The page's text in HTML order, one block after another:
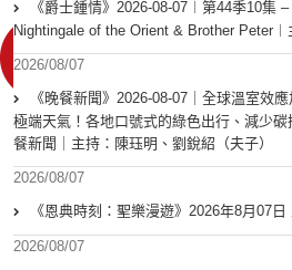
《爵士鍾情》2026-08-07︱第44季10集
Nightingale of the Orient & Brother
2026/08/07
《晚餐新聞》2026-08-07｜全球溫室效
極端天氣！各地口號式的綠色出行、減少
餐新聞｜主持：陳珏明、劉銳紹（夫子）
2026/08/07
《恩典時刻：聖樂漫遊》2026年8月07
2026/08/07